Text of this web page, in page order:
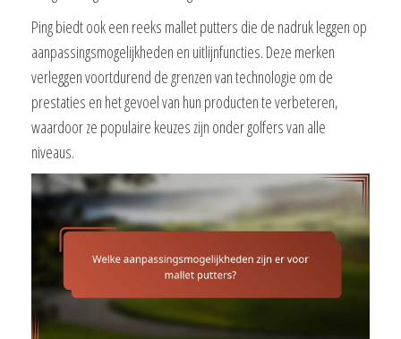
Ping biedt ook een reeks mallet putters die de nadruk leggen op
aanpassingsmogelijkheden en uitlijnfuncties. Deze merken
verleggen voortdurend de grenzen van technologie om de
prestaties en het gevoel van hun producten te verbeteren,
waardoor ze populaire keuzes zijn onder golfers van alle
niveaus.